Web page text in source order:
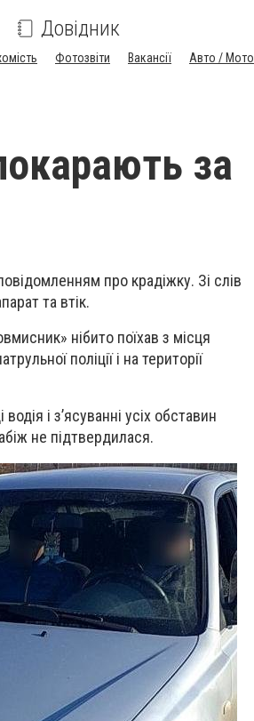
Довідник
Фотозвіти Вакансії Авто / Мото
за
про крадіжку. Зі слів
та втік.
нібито поїхав з місця
поліції і на території
і з’ясуванні усіх обставин
не підтвердилася.